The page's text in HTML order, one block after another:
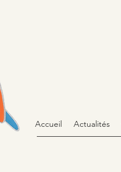
Accueil Actualités